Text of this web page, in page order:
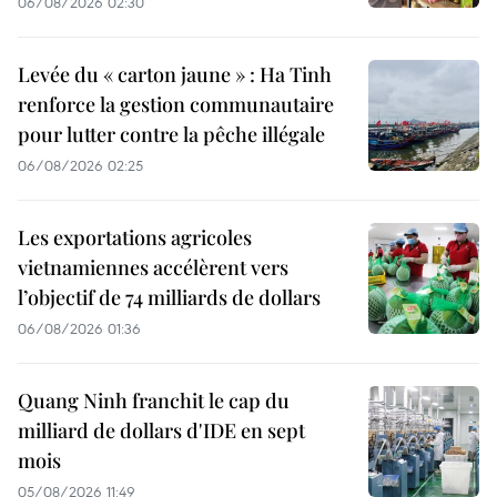
Levée du « carton jaune » : Ha Tinh
renforce la gestion communautaire
pour lutter contre la pêche illégale
06/08/2026 02:25
Les exportations agricoles
vietnamiennes accélèrent vers
l’objectif de 74 milliards de dollars
06/08/2026 01:36
Quang Ninh franchit le cap du
milliard de dollars d'IDE en sept
mois
05/08/2026 11:49